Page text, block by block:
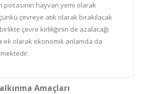
posasının hayvan yemi olarak
çevreye atık olarak bırakılacak
çevre kirliliğinin de azalacağı
ek olarak ekonomik anlamda da
Amaçları